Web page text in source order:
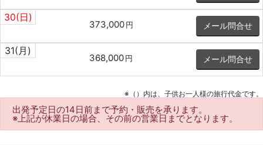
30(日)
373,000 円 メール問合せ
31(月)
368,000円 メール問合せ
※（）内は、子供お一人様の旅行代金です。
出発予定日の14日前まで予約・販売を承ります。
※上記が休業日の場合、その前の営業日までとなります。